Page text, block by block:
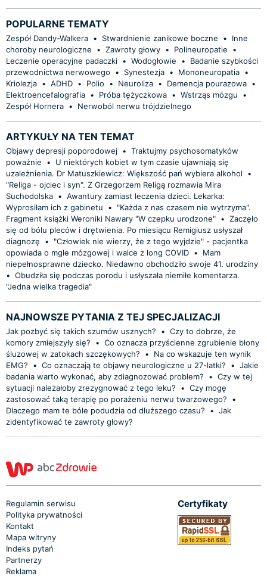
POPULARNE TEMATY
Zespół Dandy-Walkera • Stwardnienie zanikowe boczne •
Inne
choroby neurologiczne
• Zawroty głowy • Polineuropatie
•
Leczenie operacyjne padaczki • Wodogłowie •
Badanie szybkości
przewodnictwa nerwowego
• Synestezja • Mononeuropatia •
Kriolezja • ADHD • Polio • Neuroliza • Demencja pourazowa •
Elektroencefalografia • Próba tężyczkowa • Wstrząs mózgu
•
Zespół Hornera • Nerwoból nerwu trójdzielnego
ARTYKUŁY NA TEN TEMAT
Objawy depresji poporodowej • Traktujmy psychosomatyków
poważnie
•
U niektórych kobiet w tym czasie ujawniają się
uzależnienia. Dr Matuszkiewicz: Większość pań wybiera alkohol
•
"Religa - ojciec i syn". Z Grzegorzem Religą rozmawia Mira
Suchodolska • Awantury zamiast leczenia dzieci. Lekarka:
Wyprosiłam ich z gabinetu
•
"Każda z nas czasem nie wytrzyma".
Fragment książki Weroniki Nawary "W czepku urodzone" • Zaczęło
się od bólu pleców i drętwienia. Po miesiącu Remigiusz usłyszał
diagnozę
•
"Człowiek nie wierzy, że z tego wyjdzie" - pacjentka
opowiada o mgle mózgowej i walce z long COVID •
Mam
niepełnosprawne dziecko. Niedawno obchodziło swoje 41. urodziny
• Obudziła się podczas porodu i usłyszała niemiłe komentarza.
"Jedna wielka tragedia"
NAJNOWSZE PYTANIA Z TEJ SPECJALIZACJI
Jak pozbyć się takich szumów usznych? • Czy to dobrze, że
komory zmiejszyły się?
• Co oznacza przyścienne zgrubienie błony
śluzowej w zatokach szczękowych?
•
Na co wskazuje ten wynik
EMG?
• Co oznaczają te objawy neurologiczne u 27-latki? • Jakie
badania warto wykonać, aby zdiagnozować problem?
• Czy w tej
sytuacji należałoby zrezygnować z tego leku?
• Czy mogę
zastosować taką terapię po porażeniu nerwu twarzowego?
•
Dlaczego mam te bóle podudzia od dłuższego czasu?
• Jak
zidentyfikować te zawroty głowy?
Regulamin serwisu
Polityka prywatności
Kontakt
Mapa witryny
Indeks pytań
Partnerzy
Reklama
Certyfikaty